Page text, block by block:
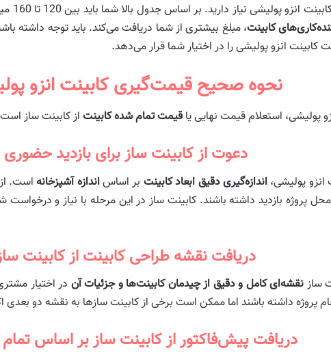
کابینت، مبلغ بیشتری از شما دریافت می‌کند. باید توجه داشته
انزو پولیشی را در اختیار شما قرار می‌دهد.
نحوه صحیح قیمت‌گیری کابینت انزو
پولیشی، استعلام قیمت نهایی یا قیمت تمام شده کابینت از کابینت ساز
دعوت از کابینت ساز برای بازدید حضوری
انزو پولیشی،اندازه‌گیری دقیق ابعاد کابینت بر اساساندازه آشپزخانهاست. از
پروژه بازدید داشته باشند. کابینت ساز در این مرحله با نیاز و
دریافت نقشه طراحی کابینت از کابینت
ساز نقشه‌ای کامل و دقیق از چیدمان کابینت‌ها و جزئیات آن در اختیار
پروژه داشته باشند اما ممکن است برخی از کابینت سازها به نقشه دو بعدی
دریافت پیش‌فاکتور از کابینت ساز بر اساس